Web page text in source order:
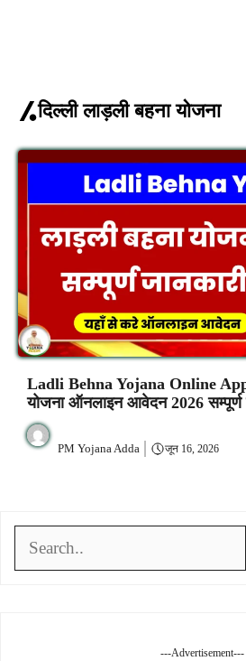
दिल्ली लाड़ली बहना योजना
Ladli Behna Yojana Online
योजना ऑनलाइन आवेदन 2026 सम्पूर्ण
PM Yojana Adda जून 16, 2026
खोजें
---Advertisement---